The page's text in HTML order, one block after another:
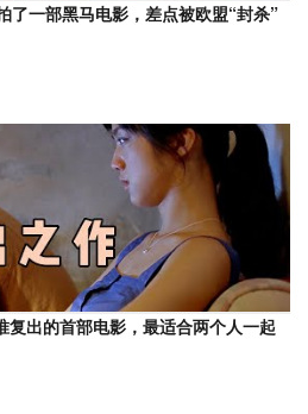
了一部黑马电影，差点被欧盟“封杀”
复出的首部电影，最适合两个人一起